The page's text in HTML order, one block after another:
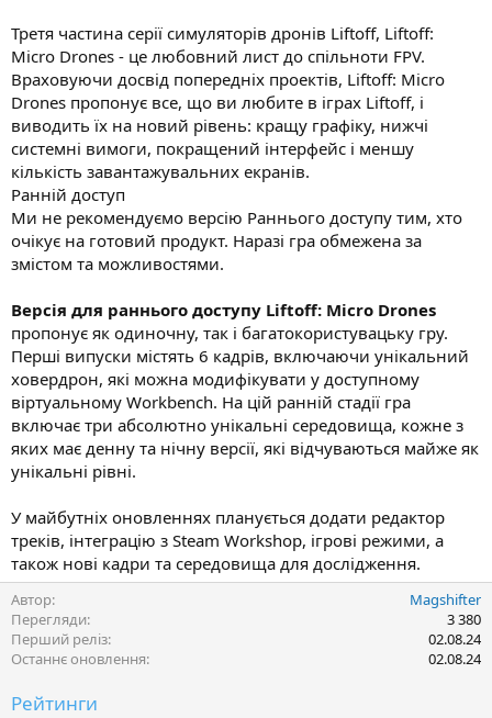
Третя частина серії симуляторів дронів Liftoff, Liftoff:
Micro Drones - це любовний лист до спільноти FPV.
Враховуючи досвід попередніх проектів, Liftoff: Micro
Drones пропонує все, що ви любите в іграх Liftoff, і
виводить їх на новий рівень: кращу графіку, нижчі
системні вимоги, покращений інтерфейс і меншу
кількість завантажувальних екранів.
Ранній доступ
Ми не рекомендуємо версію Раннього доступу тим, хто
очікує на готовий продукт. Наразі гра обмежена за
змістом та можливостями.
Версія для раннього доступу Liftoff: Micro Drones
пропонує як одиночну, так і багатокористувацьку гру.
Перші випуски містять 6 кадрів, включаючи унікальний
ховердрон, які можна модифікувати у доступному
віртуальному Workbench. На цій ранній стадії гра
включає три абсолютно унікальні середовища, кожне з
яких має денну та нічну версії, які відчуваються майже як
унікальні рівні.
У майбутніх оновленнях планується додати редактор
треків, інтеграцію з Steam Workshop, ігрові режими, а
також нові кадри та середовища для дослідження.
Автор
Magshifter
Перегляди
3 380
Перший реліз
02.08.24
Останнє оновлення
02.08.24
Рейтинги